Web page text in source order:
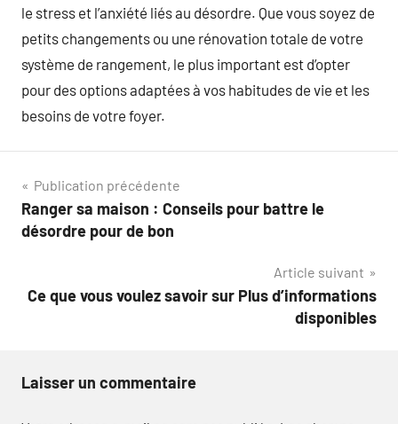
le stress et l’anxiété liés au désordre. Que vous soyez de
petits changements ou une rénovation totale de votre
système de rangement, le plus important est d’opter
pour des options adaptées à vos habitudes de vie et les
besoins de votre foyer.
Navigation
de
Publication précédente
Ranger sa maison : Conseils pour battre le
désordre pour de bon
Article suivant
Ce que vous voulez savoir sur Plus d’informations
disponibles
Laisser un commentaire